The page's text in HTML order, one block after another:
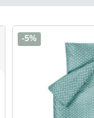
-5%